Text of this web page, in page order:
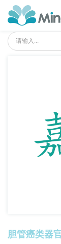
胆管癌类器